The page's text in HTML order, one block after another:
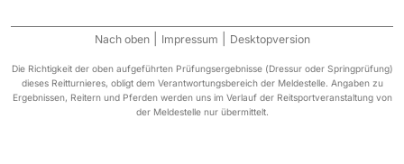
Nach oben Impressum Desktopversion
Die Richtigkeit der oben aufgeführten Prüfungsergebnisse (Dressur oder Springprüfung)
dieses Reitturnieres, obligt dem Verantwortungsbereich der Meldestelle. Angaben zu
Ergebnissen, Reitern und Pferden werden uns im Verlauf der Reitsportveranstaltung von
der Meldestelle nur übermittelt.